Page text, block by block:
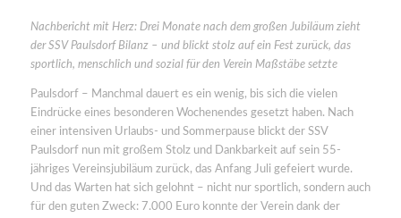
Nachbericht mit Herz: Drei Monate nach dem großen Jubiläum zieht
der SSV Paulsdorf Bilanz – und blickt stolz auf ein Fest zurück, das
sportlich, menschlich und sozial für den Verein Maßstäbe setzte
Paulsdorf – Manchmal dauert es ein wenig, bis sich die vielen
Eindrücke eines besonderen Wochenendes gesetzt haben. Nach
einer intensiven Urlaubs- und Sommerpause blickt der SSV
Paulsdorf nun mit großem Stolz und Dankbarkeit auf sein 55-
jähriges Vereinsjubiläum zurück, das Anfang Juli gefeiert wurde.
Und das Warten hat sich gelohnt – nicht nur sportlich, sondern auch
für den guten Zweck: 7.000 Euro konnte der Verein dank der